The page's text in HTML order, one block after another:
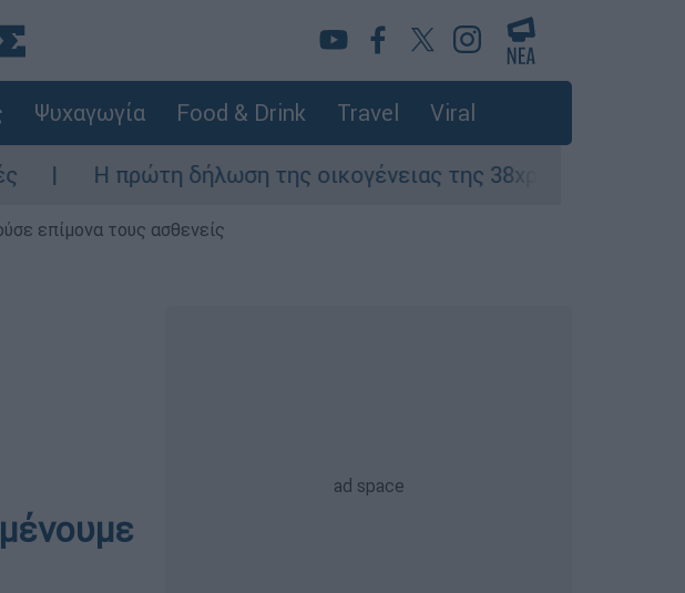
Ψυχαγωγία Food & Drink Travel Viral
δήλωση της οικογένειας της 38χρονης Βρετανίδας που
επίμονα τους ασθενείς